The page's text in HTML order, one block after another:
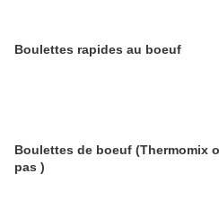
Boulettes rapides au boeuf
Boulettes de boeuf (Thermomix
pas )